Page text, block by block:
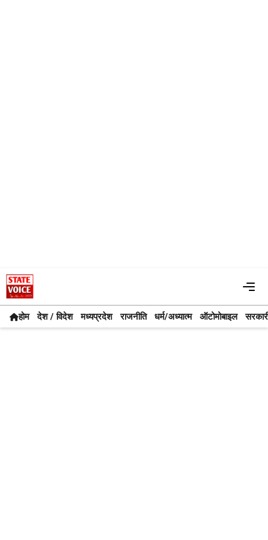
Skip
to
content
होम देश / विदेश मध्यप्रदेश राजनीति धर्म/अध्यात्म ऑटोमोबाइल